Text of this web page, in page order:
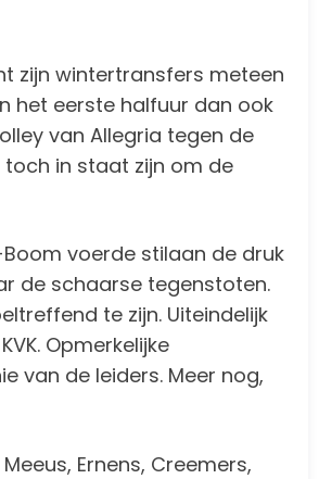
zijn wintertransfers meteen
het eerste halfuur dan ook
van Allegria tegen de
toch in staat zijn om de
voerde stilaan de druk
de schaarse tegenstoten.
te zijn. Uiteindelijk
Opmerkelijke
van de leiders. Meer nog,
Ernens, Creemers,